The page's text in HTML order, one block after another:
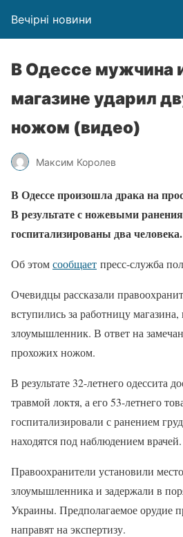
Вечірні новини
В Одессе мужчина
магазине ударил
ножом (видео)
Максим Королев
В Одессе произошла драка на
В результате с ножевыми
госпитализированы два человека.
Об этомсообщает пресс-служба
Очевидцы рассказали
вступились за работницу
злоумышленник. В ответ на
прохожих ножом.
В результате 32-летнего одессита
травмой локтя, а его 53-летнего
госпитализировали с ранением
находятся под наблюдением врачей.
Правоохранители установили
злоумышленника и задержали в
Украины. Предполагаемое орудие
направят на экспертизу.